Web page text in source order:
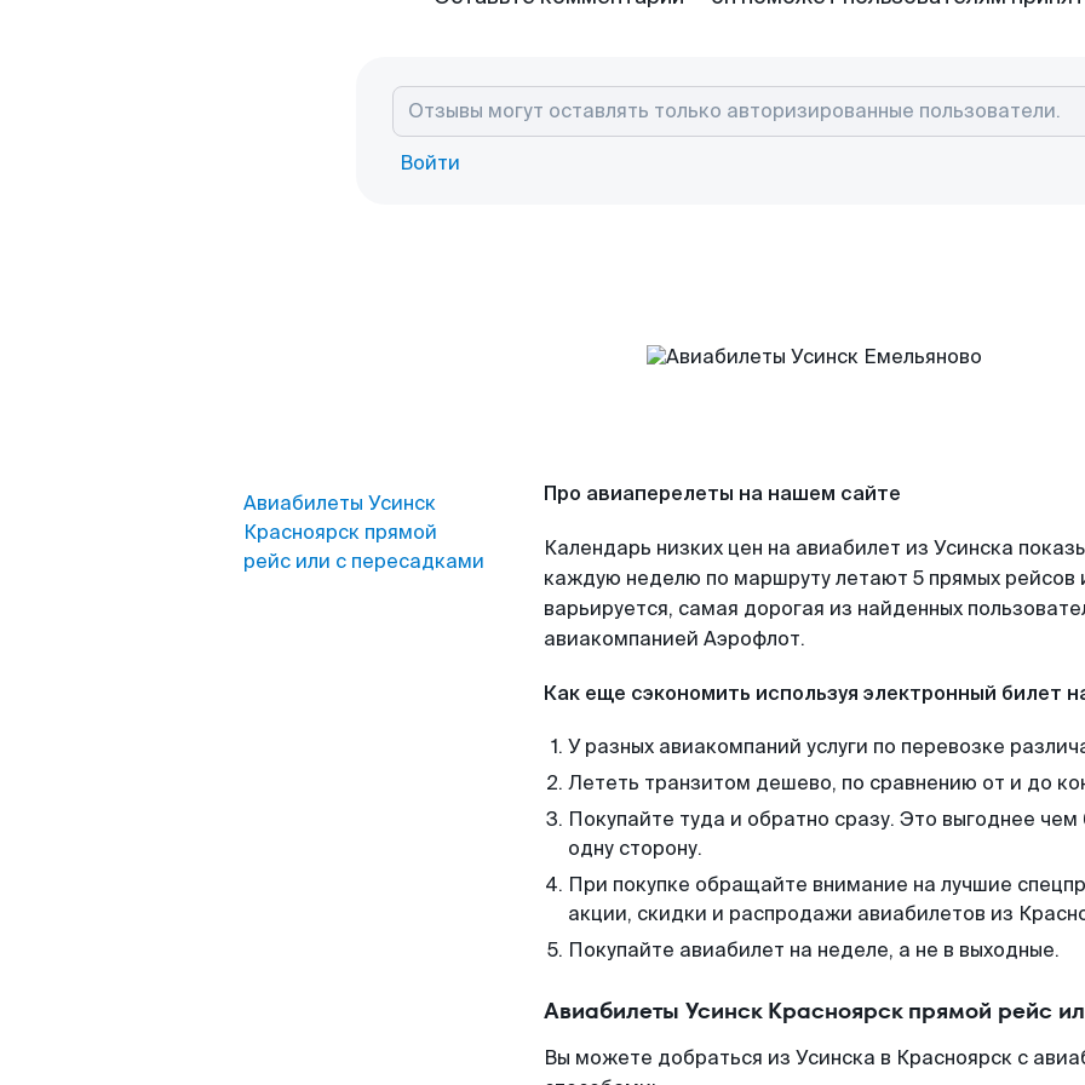
Войти
Авиабилеты Усинск
Красноярск прямой
рейс или с пересадками
Про авиаперелеты на нашем сайте
Календарь низких цен на авиабилет из Усинска
каждую неделю по маршруту летают 5 прямых рейсов
варьируется, самая дорогая из найденных
авиакомпанией Аэрофлот.
Как еще сэкономить используя электронный билет
У разных авиакомпаний услуги по перевозке
Лететь транзитом дешево, по сравнению от и до
Покупайте туда и обратно сразу. Это выгоднее
одну сторону.
При покупке обращайте внимание на лучшие
акции, скидки и распродажи авиабилетов из
Покупайте авиабилет на неделе, а не в выходные.
Авиабилеты Усинск Красноярск прямой рейс
Вы можете добраться из Усинска в Красноярск с